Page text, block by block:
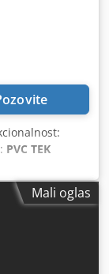
PVC TEK
Mali oglas